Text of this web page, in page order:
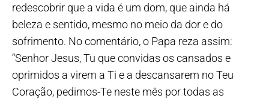
redescobrir que a vida é um dom, que ainda há
beleza e sentido, mesmo no meio da dor e do
sofrimento. No comentário, o Papa reza assim:
“Senhor Jesus, Tu que convidas os cansados ​​e
oprimidos a virem a Ti e a descansarem no Teu
Coração, pedimos-Te neste mês por todas as